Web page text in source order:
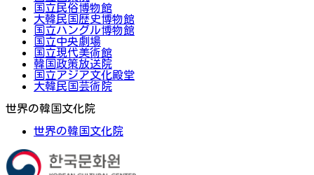
国立民俗博物館
大韓民国歴史博物館
国立ハングル博物館
国立中央劇場
国立現代美術館
韓国政策放送院
国立アジア文化殿堂
大韓民国芸術院
世界の韓国文化院
世界の韓国文化院